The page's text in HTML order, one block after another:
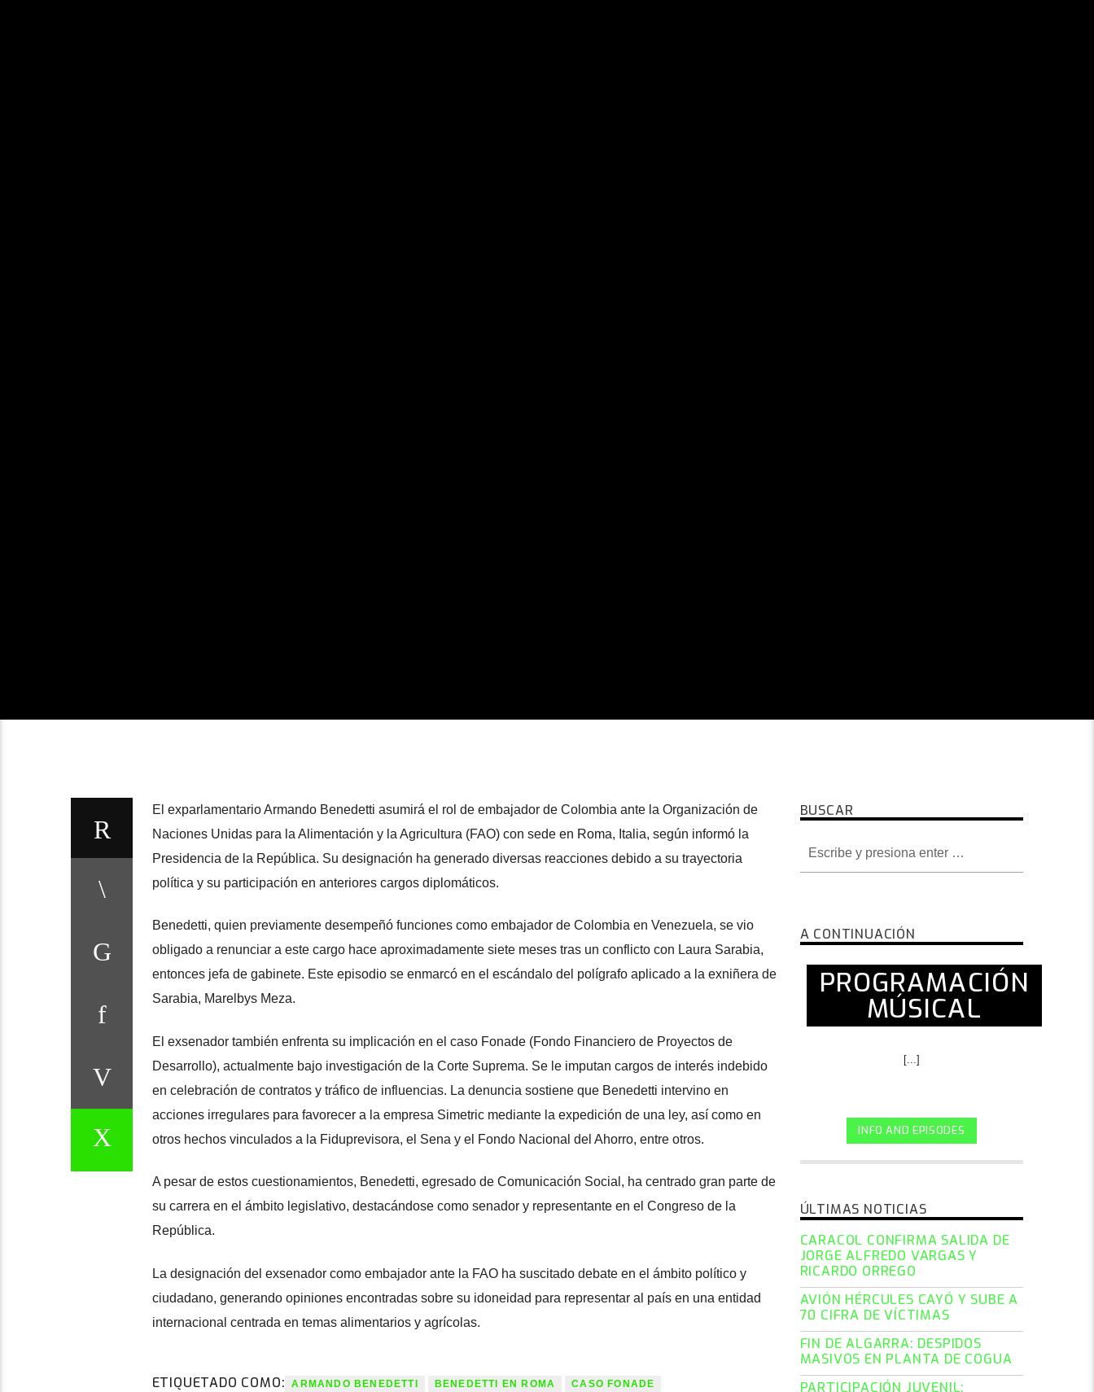
El exparlamentario Armando Benedetti asumirá el rol de embajador de Colombia ante la Organización de
Naciones Unidas para la Alimentación y la Agricultura (FAO) con sede en Roma, Italia, según informó la
Presidencia de la República. Su designación ha generado diversas reacciones debido a su trayectoria
política y su participación en anteriores cargos diplomáticos.
Benedetti, quien previamente desempeñó funciones como embajador de Colombia en Venezuela, se vio
obligado a renunciar a este cargo hace aproximadamente siete meses tras un conflicto con Laura Sarabia,
entonces jefa de gabinete. Este episodio se enmarcó en el escándalo del polígrafo aplicado a la exniñera de
Sarabia, Marelbys Meza.
El exsenador también enfrenta su implicación en el caso Fonade (Fondo Financiero de Proyectos de
Desarrollo), actualmente bajo investigación de la Corte Suprema. Se le imputan cargos de interés indebido
en celebración de contratos y tráfico de influencias. La denuncia sostiene que Benedetti intervino en
acciones irregulares para favorecer a la empresa Simetric mediante la expedición de una ley, así como en
otros hechos vinculados a la Fiduprevisora, el Sena y el Fondo Nacional del Ahorro, entre otros.
A pesar de estos cuestionamientos, Benedetti, egresado de Comunicación Social, ha centrado gran parte de
su carrera en el ámbito legislativo, destacándose como senador y representante en el Congreso de la
República.
La designación del exsenador como embajador ante la FAO ha suscitado debate en el ámbito político y
ciudadano, generando opiniones encontradas sobre su idoneidad para representar al país en una entidad
internacional centrada en temas alimentarios y agrícolas.
ETIQUETADO COMO: ARMANDO BENEDETTI BENEDETTI EN ROMA CASO FONADE
BUSCAR
A CONTINUACIÓN
PROGRAMACIÓN
MÚSICAL
[...]
INFO AND EPISODES
ÚLTIMAS NOTICIAS
CARACOL CONFIRMA SALIDA DE
JORGE ALFREDO VARGAS Y
RICARDO ORREGO
AVIÓN HÉRCULES CAYÓ Y SUBE A
70 CIFRA DE VÍCTIMAS
FIN DE ALGARRA: DESPIDOS
MASIVOS EN PLANTA DE COGUA
PARTICIPACIÓN JUVENIL: